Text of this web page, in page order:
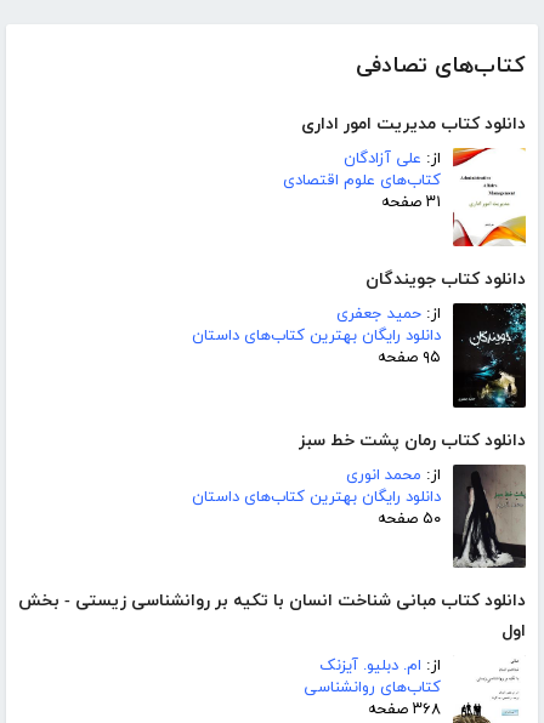
کتاب‌های تصادفی
دانلود کتاب مدیریت امور اداری
از: علی آزادگان
کتاب‌های علوم اقتصادی
۳۱ صفحه
دانلود کتاب جویندگان
از: حمید جعفری
دانلود رایگان بهترین کتاب‌های داستان
۹۵ صفحه
دانلود کتاب رمان پشت خط سبز
از: محمد انوری
دانلود رایگان بهترین کتاب‌های داستان
۵۰ صفحه
دانلود کتاب مبانی شناخت انسان با تکیه بر روانشناسی زیستی - بخش
اول
از: ام. دبلیو. آیزنک
کتاب‌های روانشناسی
۳۶۸ صفحه